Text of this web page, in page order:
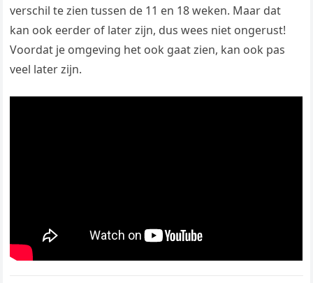
verschil te zien tussen de 11 en 18 weken. Maar dat
kan ook eerder of later zijn, dus wees niet ongerust!
Voordat je omgeving het ook gaat zien, kan ook pas
veel later zijn.